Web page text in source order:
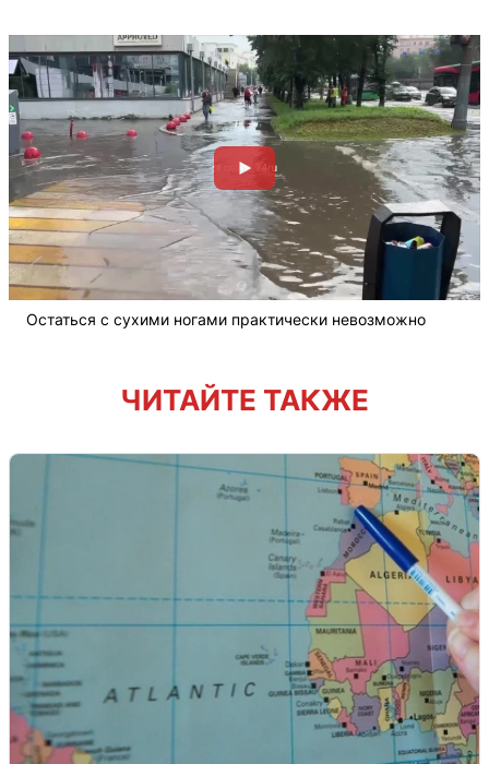
Остаться с сухими ногами практически невозможно
ЧИТАЙТЕ ТАКЖЕ